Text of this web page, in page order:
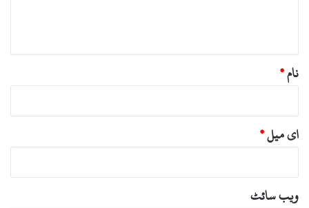
نام*
ای میل*
ویب‌ سائٹ